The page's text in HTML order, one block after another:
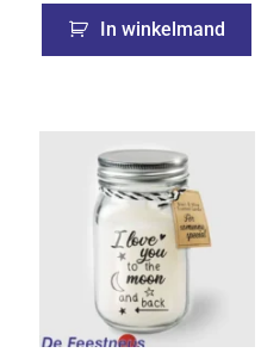
In winkelmand